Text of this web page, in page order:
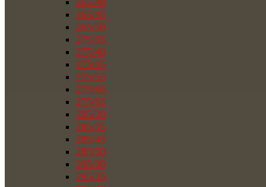
265/45
265/50
275/35
275/40
275/45
275/55
275/60
275/65
285/30
285/35
285/45
285/50
295/30
295/35